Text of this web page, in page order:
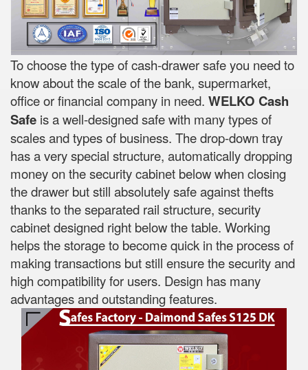
To choose the type of cash-drawer safe you need to
know about the scale of the bank, supermarket,
office or financial company in need. WELKO Cash
Safe is a well-designed safe with many types of
scales and types of business. The drop-down tray
has a very special structure, automatically dropping
money on the security cabinet below when closing
the drawer but still absolutely safe against thefts
thanks to the separated rail structure, security
cabinet designed right below the table. Working
helps the storage to become quick in the process of
making transactions but still ensure the security and
high compatibility for users. Design has many
advantages and outstanding features.